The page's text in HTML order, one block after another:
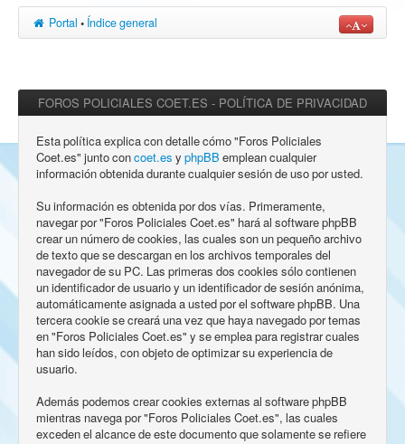
Portal • Índice general
FOROS POLICIALES COET.ES - POLÍTICA DE PRIVACIDAD
Esta política explica con detalle cómo "Foros Policiales
Coet.es" junto con coet.es y phpBB emplean cualquier
información obtenida durante cualquier sesión de uso por usted.
Su información es obtenida por dos vías. Primeramente,
navegar por "Foros Policiales Coet.es" hará al software phpBB
crear un número de cookies, las cuales son un pequeño archivo
de texto que se descargan en los archivos temporales del
navegador de su PC. Las primeras dos cookies sólo contienen
un identificador de usuario y un identificador de sesión anónima,
automáticamente asignada a usted por el software phpBB. Una
tercera cookie se creará una vez que haya navegado por temas
en "Foros Policiales Coet.es" y se emplea para registrar cuales
han sido leídos, con objeto de optimizar su experiencia de
usuario.
Además podemos crear cookies externas al software phpBB
mientras navega por "Foros Policiales Coet.es", las cuales
exceden el alcance de este documento que solamente se refiere